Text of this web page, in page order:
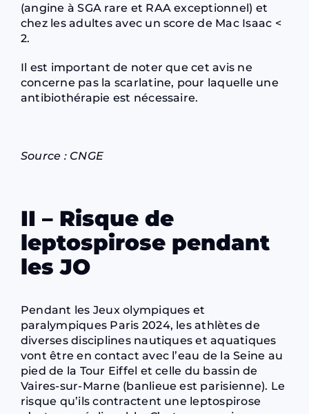
(angine à SGA rare et RAA exceptionnel) et
chez les adultes avec un score de Mac Isaac <
2.
Il est important de noter que cet avis ne
concerne pas la scarlatine, pour laquelle une
antibiothérapie est nécessaire.
Source : CNGE
II – Risque de
leptospirose pendant
les JO
Pendant les Jeux olympiques et
paralympiques Paris 2024, les athlètes de
diverses disciplines nautiques et aquatiques
vont être en contact avec l’eau de la Seine au
pied de la Tour Eiffel et celle du bassin de
Vaires-sur-Marne (banlieue est parisienne). Le
risque qu’ils contractent une leptospirose